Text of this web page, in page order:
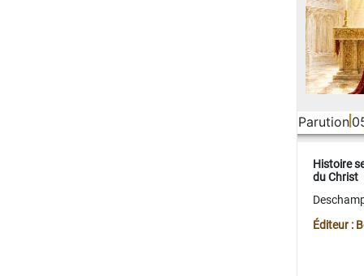
Parution
Histoire
du Christ
Éditeur :